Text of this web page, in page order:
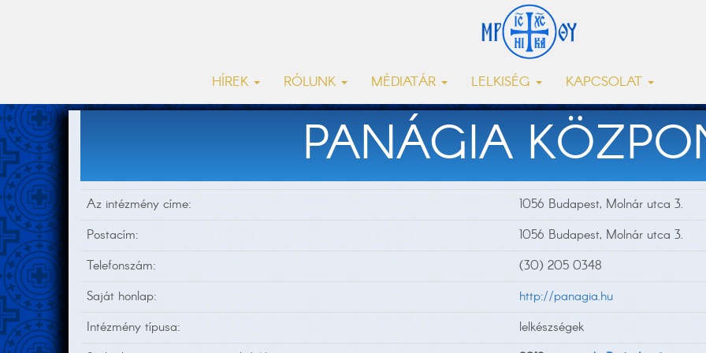
HÍREK RÓLUNK MÉDIATÁR LELKISÉG KAPCSOLAT
PANÁGIA
Az intézmény címe:
1056 Budapest, Molnár utca 3.
Postacím:
1056 Budapest, Molnár utca 3.
Telefonszám:
(30) 205 0348
Saját honlap:
http://panagia.hu
Intézmény típusa:
lelkészségek